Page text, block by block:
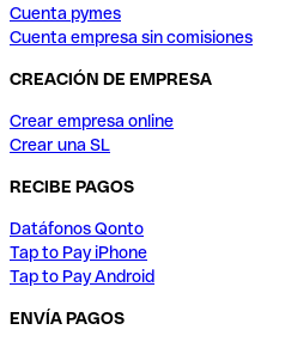
Cuenta pymes
Cuenta empresa sin comisiones
CREACIÓN DE EMPRESA
Crear empresa online
Crear una SL
RECIBE PAGOS
Datáfonos Qonto
Tap to Pay iPhone
Tap to Pay Android
ENVÍA PAGOS